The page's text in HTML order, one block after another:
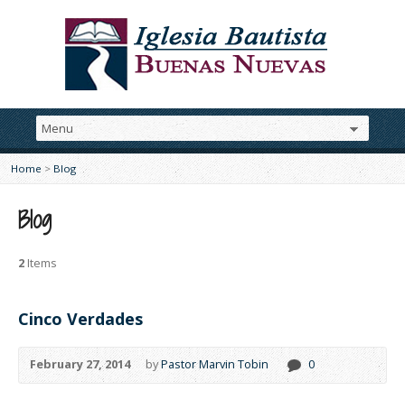
Home > Blog
Blog
2 Items
Cinco Verdades
February 27, 2014 byPastor Marvin Tobin 0